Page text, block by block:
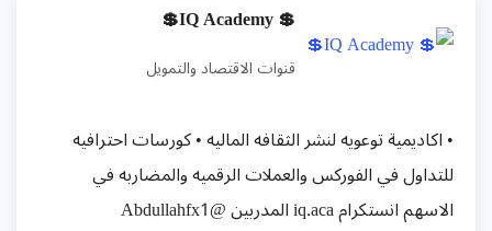
💲 IQ Academy💲
قنوات الاقتصاد والتمويل
• اكاديمية توعويه لنشر الثقافه الماليه • كورسات احترافيه
للتداول في الفوركس والعملات الرقميه والمضاربه في
الاسهم انستكرام iq.aca المدربين @Abdullahfx1